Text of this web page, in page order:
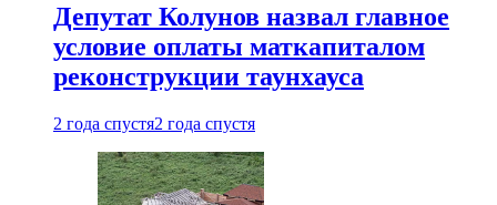
Депутат Колунов назвал главное
условие оплаты маткапиталом
реконструкции таунхауса
2 года спустя2 года спустя